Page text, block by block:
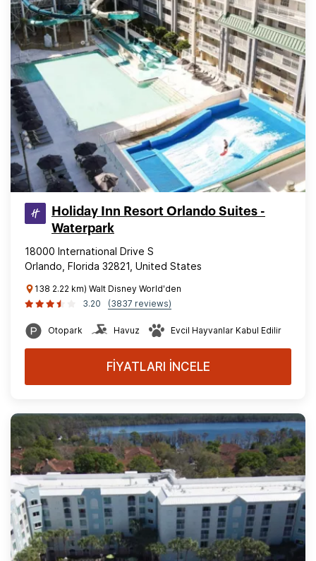
Holiday Inn Resort Orlando Suites -
Waterpark
18000 International Drive S
Orlando, Florida 32821, United States
138 2.22 km) Walt Disney World'den
3.20
(3837 reviews)
Otopark Havuz Evcil Hayvanlar Kabul Edilir
FİYATLARI İNCELE